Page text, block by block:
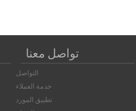
تواصل معنا
التواصل
خدمة العملاء
تطبيق المورد